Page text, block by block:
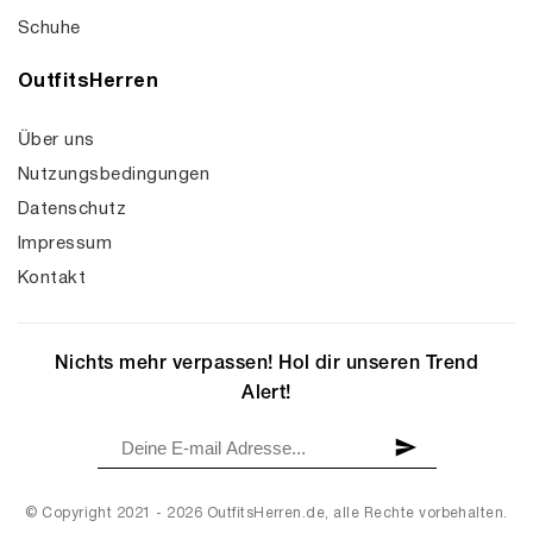
Schuhe
OutfitsHerren
Über uns
Nutzungsbedingungen
Datenschutz
Impressum
Kontakt
© Copyright 2021 - 2026 OutfitsHerren.de, alle Rechte vorbehalten.
Nichts mehr verpassen! Hol dir unseren Trend
Alert!